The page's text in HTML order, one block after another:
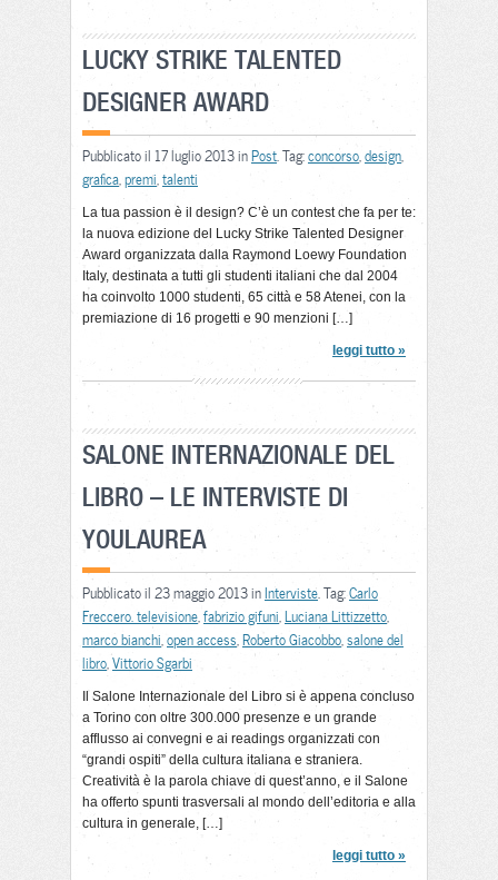
LUCKY STRIKE TALENTED
DESIGNER AWARD
Pubblicato il 17 luglio 2013 inPost . Tag:concorso design
grafica premi talenti
La tua passion è il design? C’è un contest che fa per te:
la nuova edizione del Lucky Strike Talented Designer
Award organizzata dalla Raymond Loewy Foundation
Italy, destinata a tutti gli studenti italiani che dal 2004
ha coinvolto 1000 studenti, 65 città e 58 Atenei, con la
premiazione di 16 progetti e 90 menzioni […]
leggi tutto »
SALONE INTERNAZIONALE DEL
LIBRO – LE INTERVISTE DI
YOULAUREA
Pubblicato il 23 maggio 2013 inInterviste . Tag:Carlo
Freccero. televisione fabrizio gifuni Luciana Littizzetto
marco bianchi open access Roberto Giacobbo salone del
libro Vittorio Sgarbi
Il Salone Internazionale del Libro si è appena concluso
a Torino con oltre 300.000 presenze e un grande
afflusso ai convegni e ai readings organizzati con
“grandi ospiti” della cultura italiana e straniera.
Creatività è la parola chiave di quest’anno, e il Salone
ha offerto spunti trasversali al mondo dell’editoria e alla
cultura in generale, […]
leggi tutto »